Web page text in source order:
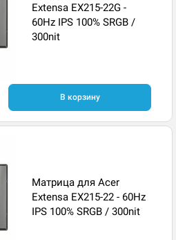
Extensa EX215-22G -
60Hz IPS 100% SRGB /
300nit
В корзину
Матрица для Acer
Extensa EX215-22 - 60Hz
IPS 100% SRGB / 300nit